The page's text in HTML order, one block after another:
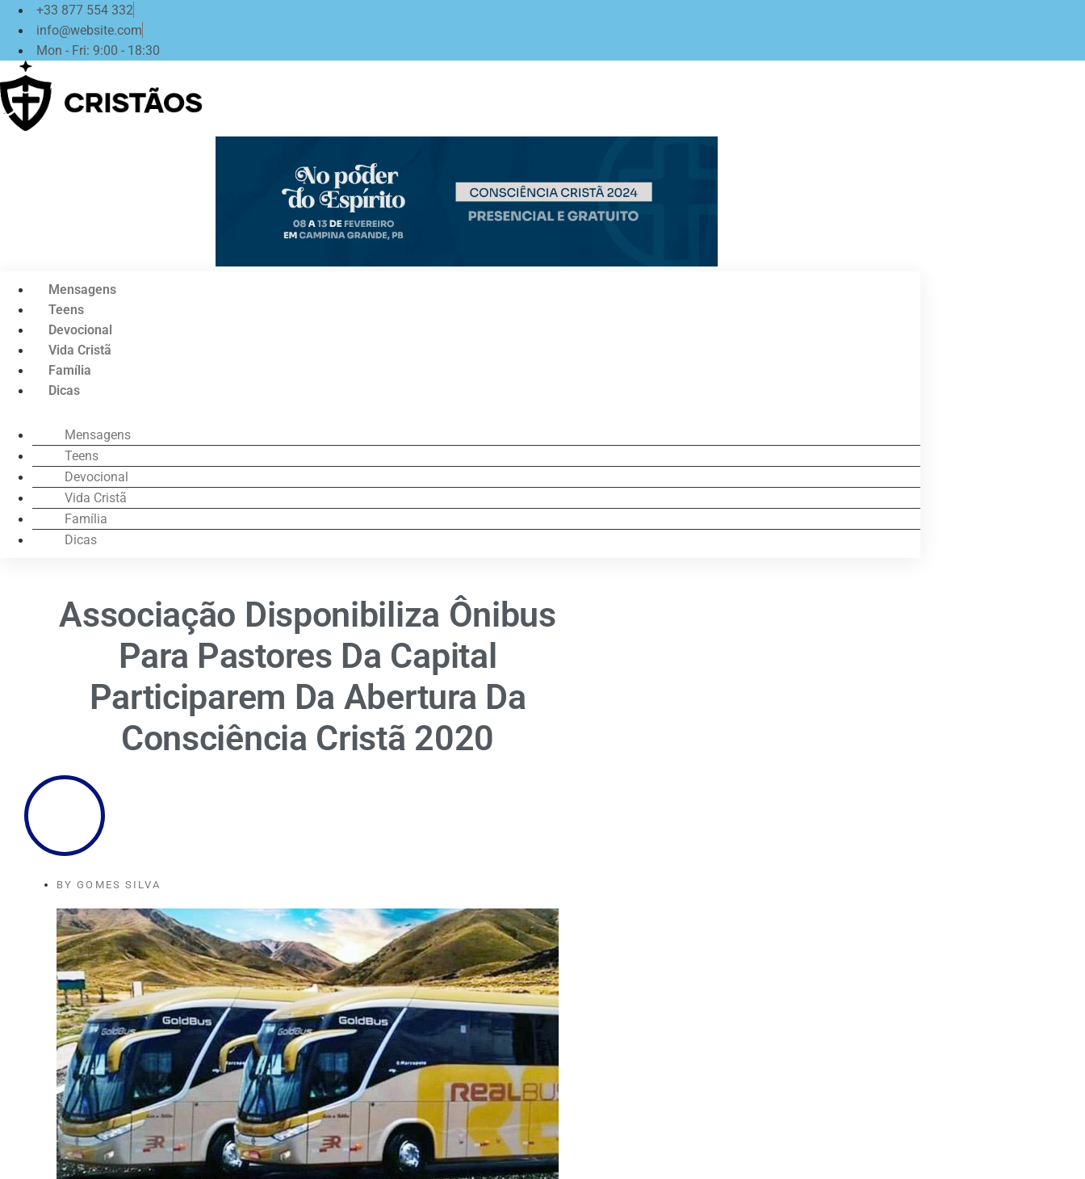
para
conteúdo
+33 877 554 332
info@website.com
Mon - Fri: 9:00 - 18:30
Mensagens
Teens
Devocional
Vida Cristã
Família
Dicas
Mensagens
Teens
Devocional
Vida Cristã
Família
Dicas
Associação Disponibiliza Ônibus
Para Pastores Da Capital
Participarem Da Abertura Da
Consciência Cristã 2020
BY GOMES SILVA